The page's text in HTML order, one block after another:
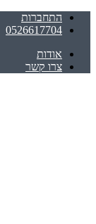
התחברות
0526617704
אודות
צרו קשר